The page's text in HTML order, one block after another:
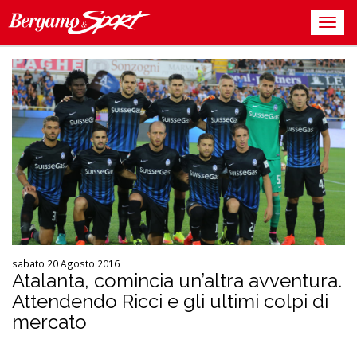
sabato 20 Agosto 2016
Atalanta, comincia un’altra avventura.
Attendendo Ricci e gli ultimi colpi di
mercato